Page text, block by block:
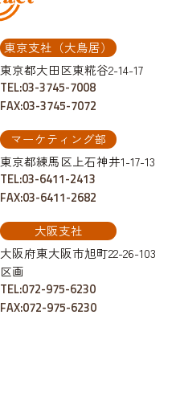
東京支社（大鳥居）
東京都大田区東糀谷2-14-17
TEL:03-3745-7008
FAX:03-3745-7072
マーケティング部
東京都練馬区上石神井1-17-13
TEL:03-6411-2413
FAX:03-6411-2682
大阪支社
大阪府東大阪市旭町22-26-103
区画
TEL:072-975-6230
FAX:072-975-6230